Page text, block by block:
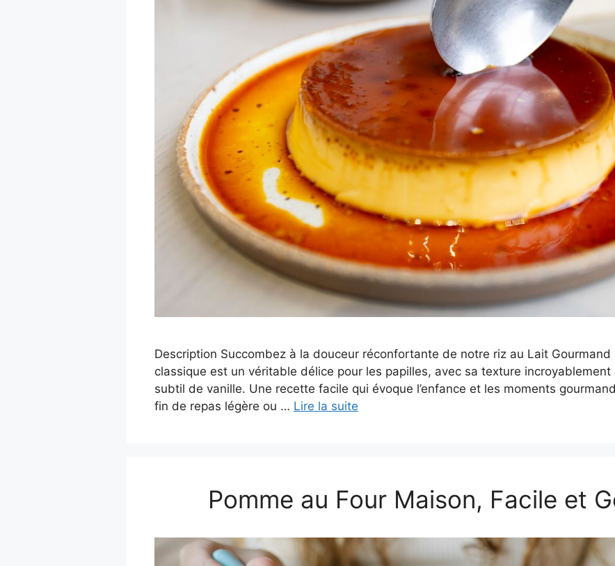
Description Succombez à la douceur réconfortante de notre riz au Lait
classique est un véritable délice pour les papilles, avec sa texture
subtil de vanille. Une recette facile qui évoque l’enfance et les moments
fin de repas légère ou … Lire la suite
Pomme au Four Maison, Facile et